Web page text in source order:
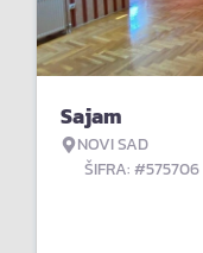
Sajam
NOVI SAD
ŠIFRA: #575706